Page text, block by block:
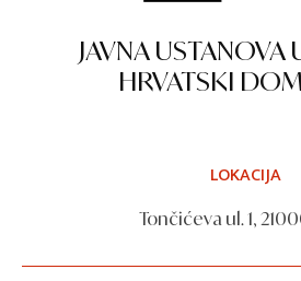
JAVNA USTANOVA
HRVATSKI
LOKACIJA
Tončićeva ul. 1,